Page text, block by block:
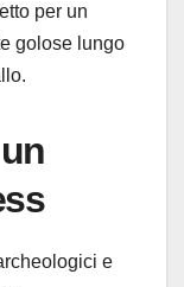
per un
golose lungo
e